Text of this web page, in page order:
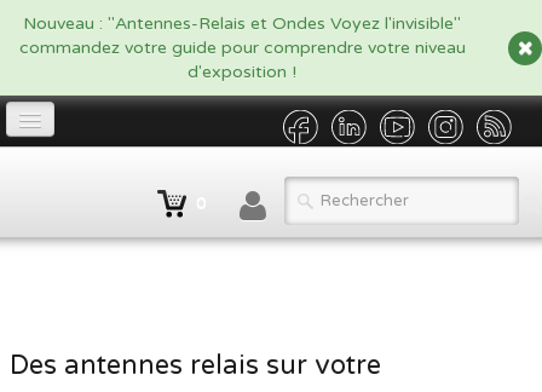
google.com, pub-5479908916438170, DIRECT, f08c47fec0942fa0
Nouveau : "Antennes-Relais et Ondes Voyez l'invisible"
commandez votre guide pour comprendre votre niveau
d'exposition !
Des antennes relais sur votre